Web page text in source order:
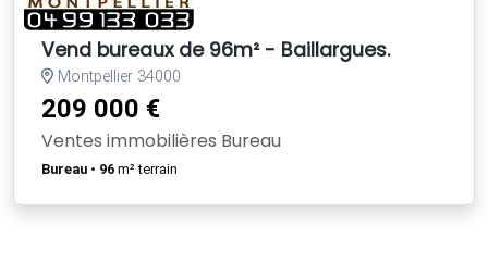
Vend bureaux de 96m² - Baillargues.
Montpellier 34000
209 000 €
Ventes immobilières Bureau
Bureau • 96 m² terrain